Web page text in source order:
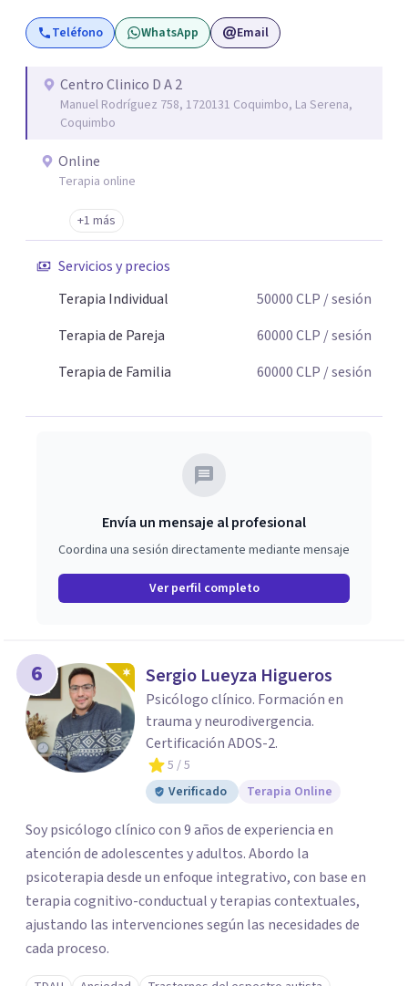
la Universidad de Aconcagua impartiendo cátedras de
Psicología Social y Teoría de Sistemas Psicológicos y
Teléfono WhatsApp Email
Centro Clinico D A 2
Manuel Rodríguez 758, 1720131 Coquimbo, La Serena,
Coquimbo
Online
Terapia online
+1 más
Servicios y precios
Terapia Individual
50000CLP / sesión
Terapia de Pareja
60000CLP / sesión
Terapia de Familia
60000CLP / sesión
Envía un mensaje al profesional
Coordina una sesión directamente mediante mensaje
Ver perfil completo
6 Sergio Lueyza Higueros
Psicólogo clínico. Formación en
trauma y neurodivergencia.
Certificación ADOS-2.
5 / 5
Verificado
Terapia Online
Soy psicólogo clínico con 9 años de experiencia en
atención de adolescentes y adultos. Abordo la
psicoterapia desde un enfoque integrativo, con base en
terapia cognitivo-conductual y terapias contextuales,
ajustando las intervenciones según las necesidades de
cada proceso.